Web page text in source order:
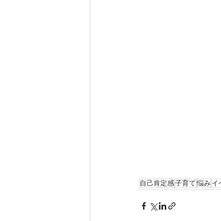
自己肯定感子育て悩み イ